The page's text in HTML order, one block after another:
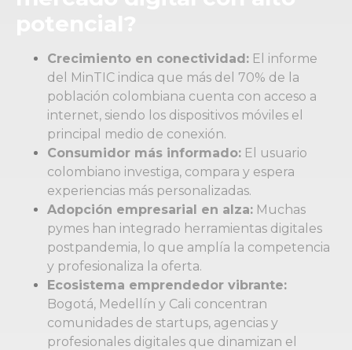
Crecimiento en conectividad: El informe
del
MinTIC indica que más del 70% de la
población colombiana cuenta con acceso a
internet, siendo los dispositivos móviles el
principal medio de conexión.
Consumidor más informado: El usuario
colombiano investiga, compara y espera
experiencias más personalizadas.
Adopción empresarial en alza: Muchas
pymes han integrado herramientas digitales
postpandemia, lo que amplía la competencia
y profesionaliza la oferta.
Ecosistema emprendedor vibrante:
Bogotá, Medellín y Cali concentran
comunidades de startups, agencias y
profesionales digitales que dinamizan el